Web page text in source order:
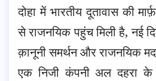
दोहा मेंभारतीय दूतावास की
से राजनयिक पहुंच मिली है, नई
क़ानूनी समर्थन और राजनयिक
एक निजी कंपनी अल दहरा